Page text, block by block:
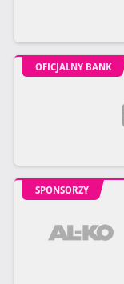
OFICJALNY BANK
SPONSORZY